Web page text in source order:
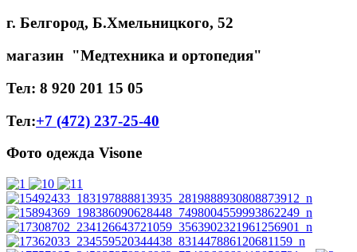
г. Белгород, Б.Хмельницкого, 52
магазин "Медтехника и ортопедия"
Тел: 8 920 201 15 05
Тел:+7 (472) 237-25-40
Фото одежда Visone